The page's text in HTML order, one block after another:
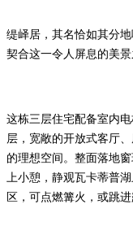
缇峄居，其名恰如其分
契合这一令人屏息的美景
这栋三层住宅配备室内
层，宽敞的开放式客厅
的理想空间。整面落地
上小憩，静观瓦卡蒂普
区，可点燃篝火，或跳